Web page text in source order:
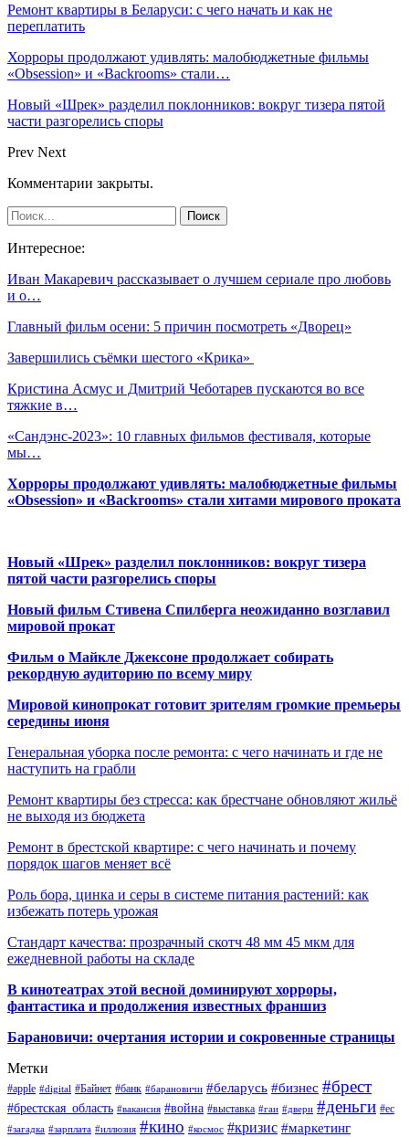
Ремонт квартиры в Беларуси: с чего начать и как не
переплатить
Хорроры продолжают удивлять: малобюджетные фильмы
«Obsession» и «Backrooms» стали…
Новый «Шрек» разделил поклонников: вокруг тизера пятой
части разгорелись споры
Prev Next
Комментарии закрыты.
Интересное:
Иван Макаревич рассказывает о лучшем сериале про любовь
и о…
Главный фильм осени: 5 причин посмотреть «Дворец»
Завершились съёмки шестого «Крика»
Кристина Асмус и Дмитрий Чеботарев пускаются во все
тяжкие в…
«Сандэнс-2023»: 10 главных фильмов фестиваля, которые
мы…
Хорроры продолжают удивлять: малобюджетные фильмы
«Obsession» и «Backrooms» стали хитами мирового проката
Новый «Шрек» разделил поклонников: вокруг тизера
пятой части разгорелись споры
Новый фильм Стивена Спилберга неожиданно возглавил
мировой прокат
Фильм о Майкле Джексоне продолжает собирать
рекордную аудиторию по всему миру
Мировой кинопрокат готовит зрителям громкие премьеры
середины июня
Генеральная уборка после ремонта: с чего начинать и где не
наступить на грабли
Ремонт квартиры без стресса: как брестчане обновляют жильё
не выходя из бюджета
Ремонт в брестской квартире: с чего начинать и почему
порядок шагов меняет всё
Роль бора, цинка и серы в системе питания растений: как
избежать потерь урожая
Стандарт качества: прозрачный скотч 48 мм 45 мкм для
ежедневной работы на складе
В кинотеатрах этой весной доминируют хорроры,
фантастика и продолжения известных франшиз
Барановичи: очертания истории и сокровенные страницы
Метки
#apple #digital #Байнет #банк #барановичи #беларусь #бизнес #брест
#брестская_область #вакансия #война #выставка #гаи #двери #деньги #ес
#загадка #зарплата #иллюзия #кино #космос #кризис #маркетинг